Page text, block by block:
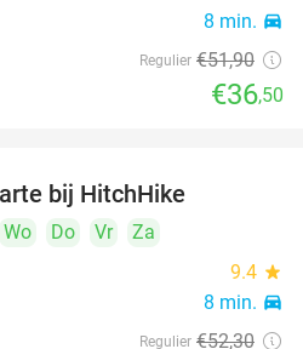
8 min. directions_car
Regulier €51,90
€36,50
bij HitchHike
Wo Do Vr
Za
9.4 star
8 min. directions_car
Regulier €52,30